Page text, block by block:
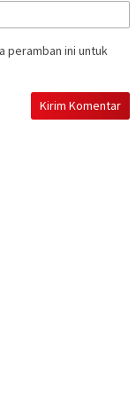
peramban ini untuk